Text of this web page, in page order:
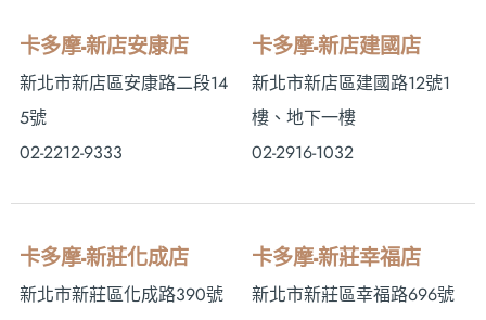
卡多摩-新店安康店
新北市新店區安康路二段14
5號
02-2212-9333
卡多摩-新店建國店
新北市新店區建國路12號1
樓、地下一樓
02-2916-1032
卡多摩-新莊化成店
新北市新莊區化成路390號
卡多摩-新莊幸福店
新北市新莊區幸福路696號